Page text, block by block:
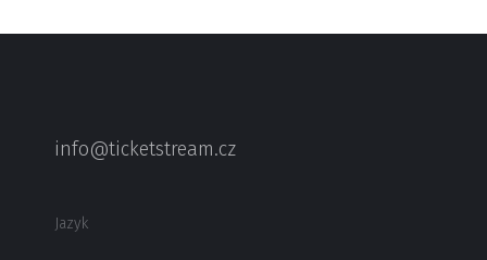
info@ticketstream.cz
Jazyk